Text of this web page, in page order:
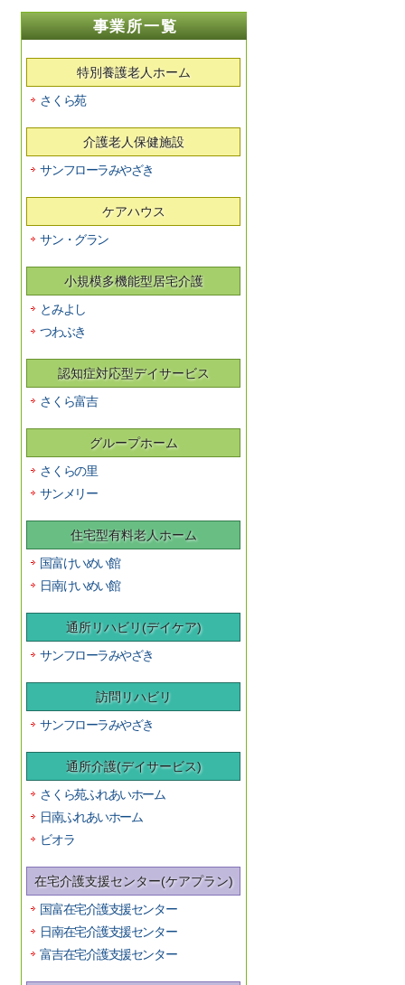
事業所一覧
特別養護老人ホーム
さくら苑
介護老人保健施設
サンフローラみやざき
ケアハウス
サン・グラン
小規模多機能型居宅介護
とみよし
つわぶき
認知症対応型デイサービス
さくら富吉
グループホーム
さくらの里
サンメリー
住宅型有料老人ホーム
国富けいめい館
日南けいめい館
通所リハビリ(デイケア)
サンフローラみやざき
訪問リハビリ
サンフローラみやざき
通所介護(デイサービス)
さくら苑ふれあいホーム
日南ふれあいホーム
ビオラ
在宅介護支援センター(ケアプラン)
国富在宅介護支援センター
日南在宅介護支援センター
富吉在宅介護支援センター